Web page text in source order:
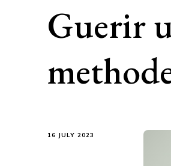
Guerir
16 JULY 2023